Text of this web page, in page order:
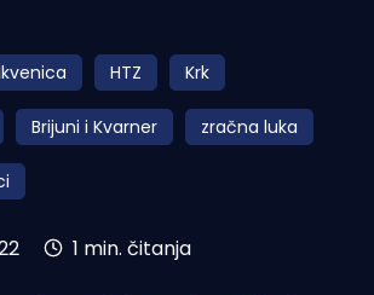
HTZ Krk
Brijuni i Kvarner zračna luka
1 min. čitanja